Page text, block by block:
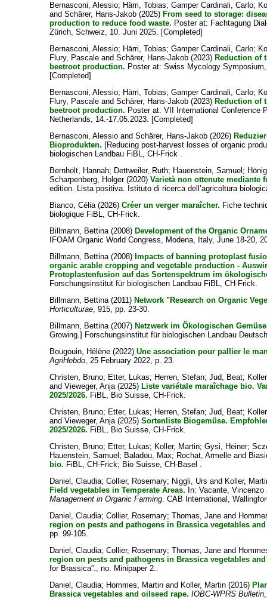
Bernasconi, Alessio; Härri, Tobias;Gamper Cardinali, Carlo;
andSchärer, Hans-Jakob (2025) From seed to storage:
production to reduce food waste. Poster at: Fachtagung
Zürich, Schweiz, 10. Juni 2025. [Completed]
Bernasconi, Alessio; Härri, Tobias;Gamper Cardinali, Carlo;
Flury, Pascale andSchärer, Hans-Jakob (2023) Reduction of
beetroot production. Poster at: Swiss Mycology
[Completed]
Bernasconi, Alessio; Härri, Tobias;Gamper Cardinali, Carlo;
Flury, Pascale andSchärer, Hans-Jakob (2023) Reduction of
beetroot production. Poster at: VII International Conference
Netherlands, 14.-17.05.2023. [Completed]
Bernasconi, Alessio andSchärer, Hans-Jakob (2026)
Bioprodukten. [Reducing post-harvest losses of organic
biologischen Landbau FiBL, CH-Frick .
Bernholt, Hannah; Dettweiler, Ruth; Hauenstein, Samuel ;
Scharpenberg, Holger(2020)Varietà non ottenute
edition. Lista positiva. Istituto di ricerca dell’agricoltura
Bianco, Célia(2026)Créer un verger maraîcher. Fiche
biologique FiBL, CH-Frick.
Billmann, Bettina(2008) Development of the Organic
IFOAM Organic World Congress, Modena, Italy, June 18-20,
Billmann, Bettina(2008) Impacts of banning protoplast
organic arable cropping and vegetable production -
Protoplastenfusion auf das Sortenspektrum im
Forschungsinstitut für biologischen Landbau FiBL, CH-Frick.
Billmann, Bettina(2011) Network "Research on Organic
Horticulturae, 915, pp. 23-30.
Billmann, Bettina(2007) Netzwerk im Ökologischen
Growing.] Forschungsinstitut für biologischen Landbau
Bougouin, Hélène (2022)Une association pour pallier le
AgriHebdo, 25 February 2022, p. 23.
Christen, Bruno; Etter, Lukas; Herren, Stefan;Jud, Beat;
andVieweger, Anja(2025) Liste variétale maraîchage bio.
2025/2026. FiBL, Bio Suisse, CH-Frick.
Christen, Bruno; Etter, Lukas; Herren, Stefan;Jud, Beat;
andVieweger, Anja(2025)Sortenliste Biogemüse.
2025/2026. FiBL, Bio Suisse, CH-Frick.
Christen, Bruno; Etter, Lukas; Koller, Martin;Gysi, Heiner;
Hauenstein, Samuel ; Baladou, Max; Rochat, Armelle and
bio. FiBL, CH-Frick; Bio Suisse, CH-Basel .
Daniel, Claudia;Collier, Rosemary; Niggli, Urs and Koller,
Field vegetables in Temperate Areas. In:Vacante, Vincenzo
Management in Organic Farming. CAB International,
Daniel, Claudia;Collier, Rosemary;Thomas, Jane and
region on pests and pathogens in Brassica vegetables
pp. 99-105.
Daniel, Claudia;Collier, Rosemary;Thomas, Jane and
region on pests and pathogens in Brassica vegetables
for Brassica”., no. Minipaper 2..
Daniel, Claudia; Hommes, Martin and Koller, Martin (2016)
Brassica vegetables and oilseed rape. IOBC-WPRS Bulletin